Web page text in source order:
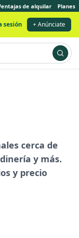
de alquilar Planes
sesión + Anúnciate
cerca de
y más.
y precio